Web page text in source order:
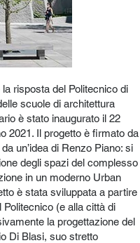
risposta del Politecnico di
scuole di architettura
è stato inaugurato il 22
2021. Il progetto è firmato da
un’idea di Renzo Piano: si
degli spazi del complesso
in un moderno Urban
è stata sviluppata a partire
(e alla città di
la progettazione del
Di Blasi, suo stretto